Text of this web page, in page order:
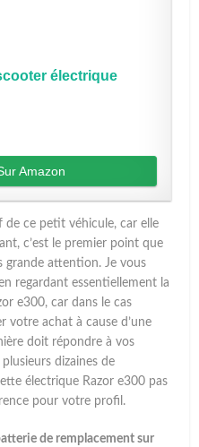
électrique
Amazon
de ce petit véhicule, car elle
c’est le premier point que
grande attention. Je vous
regardant essentiellement la
e300, car dans le cas
votre achat à cause d’une
doit répondre à vos
dizaines de
électrique Razor e300 pas
pour votre profil.
de remplacement sur